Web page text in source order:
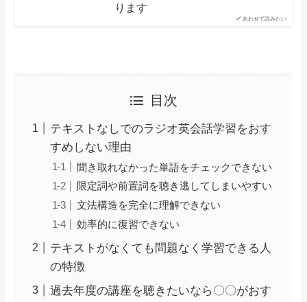
あわせて読みたい
ります
目次
テキストなしでのラジオ英会話学習をおす
すめしない理由
聞き取れなかった単語をチェックできない
限定詞や前置詞を聴き逃してしまいやすい
文法構造を完全に理解できない
効率的に復習できない
テキストがなくても問題なく学習できる人
の特徴
過去年度の講座を聴きたいなら〇〇がおす